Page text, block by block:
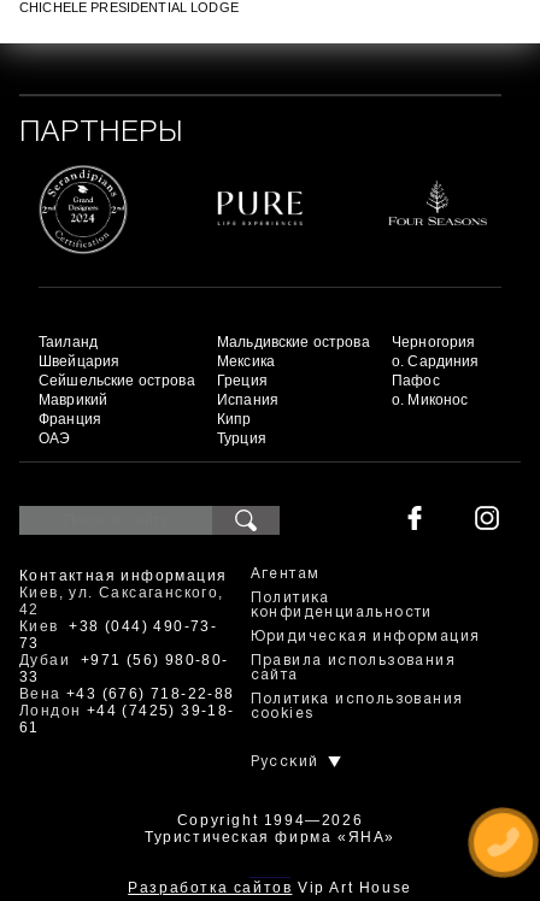
CHICHELE PRESIDENTIAL LODGE
ПАРТНЕРЫ
Таиланд
Швейцария
Сейшельские острова
Маврикий
Франция
ОАЭ
Мальдивские острова
Мексика
Греция
Испания
Кипр
Турция
Черногория
о. Сардиния
Пафос
о. Миконос
Контактная информация
Киев, ул. Саксаганского,
42
Киев+38 (044) 490-73-
73
Дубаи +971 (56) 980-80-
33
Вена +43 (676) 718-22-88
Лондон +44 (7425) 39-18-
61
Агентам
Политика
конфиденциальности
Юридическая информация
Правила использования
сайта
Политика использования
cookies
Русский
Copyright 1994—2026
Туристическая фирма «ЯНА»
Разработка сайтов Vip Art House